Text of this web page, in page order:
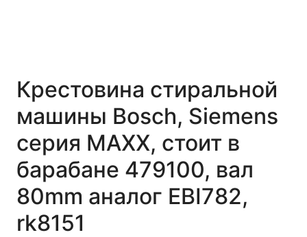
Крестовина стиральной
машины Bosch, Siemens
серия MAXX, стоит в
барабане 479100, вал
80mm аналог EBI782,
rk8151